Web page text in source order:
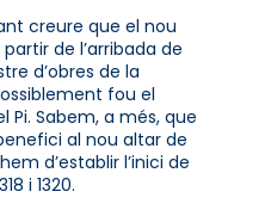
creure que el nou
de l’arribada de
d’obres de la
fou el
Pi. Sabem, a més, que
al nou altar de
d’establir l’inici de
i 1320.